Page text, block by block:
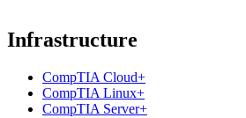
Infrastructure
CompTIA Cloud+
CompTIA Linux+
CompTIA Server+